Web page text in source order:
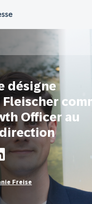
désigne
Officer au
Freise